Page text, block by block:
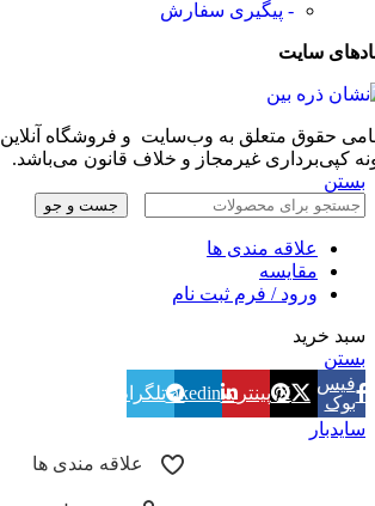
- پیگیری سفارش
سایت
حقوق متعلق به وب‌سایت و فروشگاه‌ آنلاین
کپی‌برداری غیرمجاز و خلاف قانون می‌باشد.
بستن
جست و جو
علاقه مندی ها
مقایسه
ورود / فرم ثبت نام
سبد خرید
بستن
فیس
بوک
X پینترستlinkedinتلگرام
سایدبار
علاقه مندی ها